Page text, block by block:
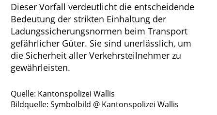
Dieser Vorfall verdeutlicht die entscheidende
Bedeutung der strikten Einhaltung der
Ladungssicherungsnormen beim Transport
gefährlicher Güter. Sie sind unerlässlich, um
die Sicherheit aller Verkehrsteilnehmer zu
gewährleisten.
Quelle: Kantonspolizei Wallis
Bildquelle: Symbolbild @ Kantonspolizei Wallis